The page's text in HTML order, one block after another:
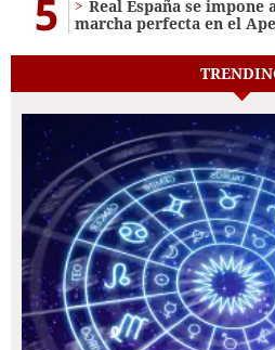
5
Real España se impone
marcha perfecta en el